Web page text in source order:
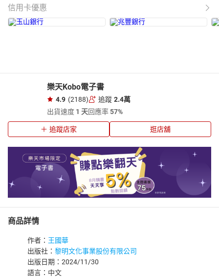
信用卡優惠
樂天Kobo電子書
4.9 (2188) 追蹤 2.4萬
出貨速度 1 天回應率57%
追蹤店家 逛店舖
商品詳情
作者： 王國華
出版社： 黎明文化事業股份有限公司
出版日期：2024/11/30
語言：中文